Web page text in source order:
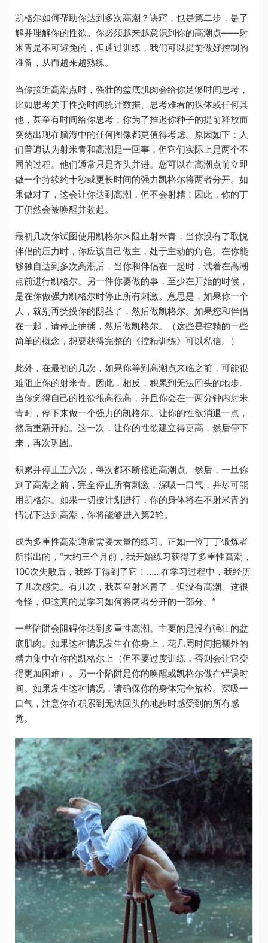
凯格尔如何帮助你达到多次高潮？诀窍，也是第二步，是了
解并理解你的性欲。你必须越来越意识到你的高潮点——射
米青是不可避免的，但通过训练，我们可以提前做好控制的
准备，从而越来越熟练。
当你接近高潮点时，强壮的盆底肌肉会给你足够时间思考，
比如思考关于性交时间统计数据、思考难看的裸体或任何其
他，甚至有时间给你思考：你为了推迟你种子的提前释放而
突然出现在脑海中的任何图像都更值得考虑。原因如下：人
们普遍认为射米青和高潮是一回事，但它们实际上是两个不
同的过程。他们通常只是齐头并进。您可以在高潮点前立即
做一个持续约十秒或更长时间的强力凯格尔将两者分开。如
果做对了，这会让你达到高潮，但不会射精！因此，你的丁
丁仍然会被唤醒并勃起。
最初几次你试图使用凯格尔来阻止射米青，当你没有了取悦
伴侣的压力时，你应该自己做主，处于主动的角色。在你能
够独自达到多次高潮后，当你和伴侣在一起时，试着在高潮
点前进行凯格尔。
另一件你要做的事，至少在开始的时候，
是在你做强力凯格尔时停止所有刺激。意思是，如果你一个
人，就别再抚摸你的阴茎了，然后做凯格尔。如果您和伴侣
在一起，请停止抽插，然后做凯格尔。（这些是控精的一些
简单的概念，想要获得完整的《控精训练》可以私信。）
此外，在最初的几次，如果你等到高潮点来临之前，可能很
难阻止你的射米青。因此，相反，积累到无法回头的地步。
当你觉得自己的性欲很高很高，并且你会在一两分钟内射米
青时，停下来做一个强力的凯格尔。让你的性欲消退一点，
然后重新开始。这一次，让你的性欲建立得更高，然后停下
来，再次巩固。
积累并停止五六次，每次都不断接近高潮点。然后，一旦你
到了高潮之前，完全停止所有刺激，深吸一口气，并尽可能
用凯格尔。如果一切按计划进行，你的身体将在不射米青的
情况下达到高潮，你将能够进入第2轮。
成为多重性高潮通常需要大量的练习。正如一位丁丁锻炼者
所指出的，“大约三个月前，我开始练习获得了多重性高潮，
100次失败后，我终于得到了它！……在学习过程中，我经历
了几次感觉。有几次，我甚至射米青了，但没有高潮。这很
奇怪，但这真的是学习如何将两者分开的一部分。”
一些陷阱会阻碍你达到多重性高潮。主要的是没有强壮的盆
底肌肉。如果这种情况发生在你身上，花几周时间把额外的
精力集中在你的凯格尔上（但不要过度训练，否则会让它变
得更加困难）。另一个陷阱是你的唤醒或凯格尔做在错误时
间。如果发生这种情况，请确保你的身体完全放松。深吸一
口气，注意你在积累到无法回头的地步时感受到的所有感
觉。